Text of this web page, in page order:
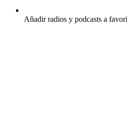
Añadir radios y podcasts a